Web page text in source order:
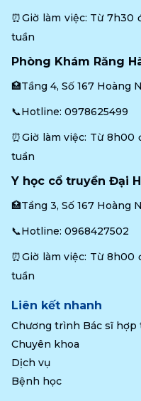
⏰Giờ làm việc: Từ
tuần
Phòng Khám Răng
🏥Tầng 4, Số 167 Hoàng
📞Hotline: 0978625499
⏰Giờ làm việc: Từ
tuần
Y học cổ truyền Đại
🏥Tầng 3, Số 167 Hoàng
📞Hotline: 0968427502
⏰Giờ làm việc: Từ
tuần
Liên kết nhanh
Chương trình Bác sĩ hợp
Chuyên khoa
Dịch vụ
Bệnh học